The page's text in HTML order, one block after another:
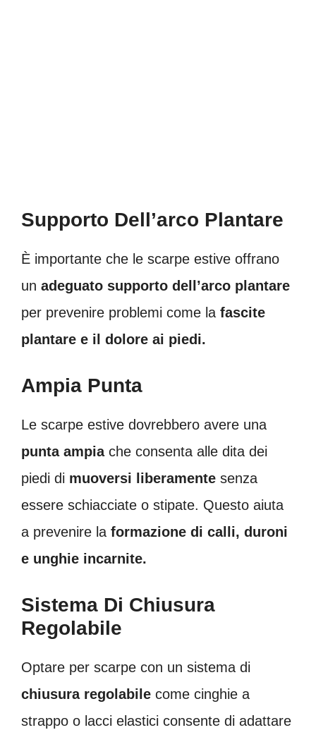
Supporto Dell’arco Plantare
È importante che le scarpe estive offrano
un adeguato supporto dell’arco plantare
per prevenire problemi come la fascite
plantare e il dolore ai piedi.
Ampia Punta
Le scarpe estive dovrebbero avere una
punta ampiache consenta alle dita dei
piedi di muoversi liberamente senza
essere schiacciate o stipate. Questo aiuta
a prevenire la formazione di calli, duroni
e unghie incarnite.
Sistema Di Chiusura
Regolabile
Optare per scarpe con un sistema di
chiusura regolabile come cinghie a
strappo o lacci elastici consente di adattare